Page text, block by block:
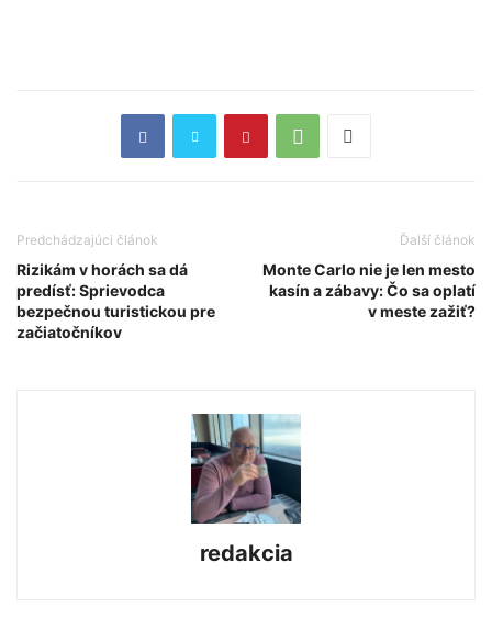
Predchádzajúci článok
Rizikám v horách sa dá
predísť: Sprievodca
bezpečnou turistickou pre
začiatočníkov
Ďalší článok
Monte Carlo nie je len mesto
kasín a zábavy: Čo sa oplatí
v meste zažiť?
redakcia